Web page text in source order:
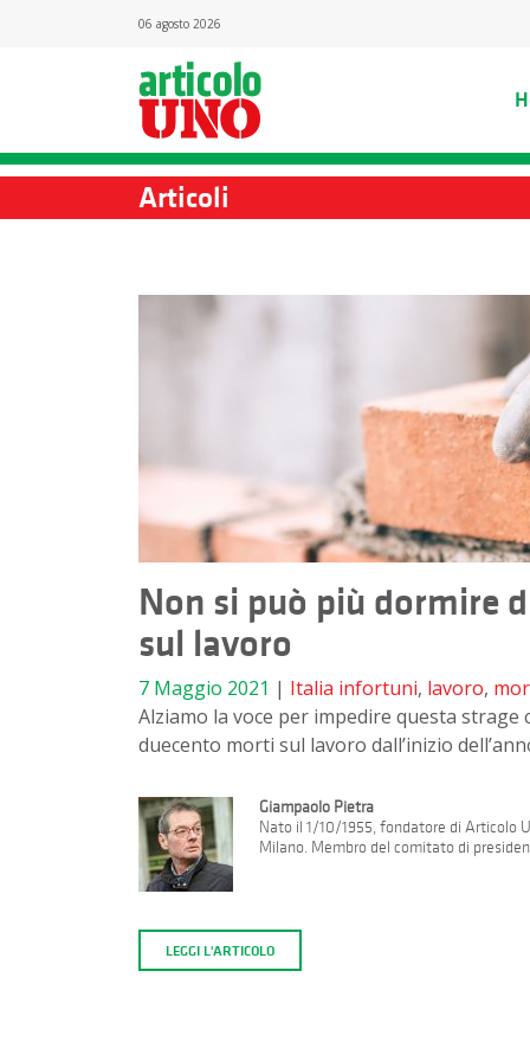
06 agosto 2026
Articoli
Non si può più dormire
sul lavoro
7 Maggio 2021 | Italia infortuni, lavoro,
Alziamo la voce per impedire questa
duecento morti sul lavoro dall’inizio
Giampaolo Pietra
Nato il 1/10/1955, fondatore di Articolo
Milano. Membro del comitato di
LEGGI L'ARTICOLO